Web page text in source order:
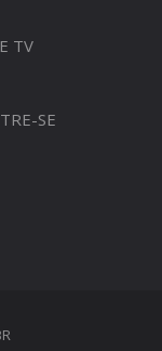
TV
SE